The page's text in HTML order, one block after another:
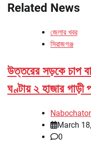
Related News
জেলার খবর
সিরাজগঞ্জ
উত্তরের সড়কে চাপ
ঘণ্টায় ২ হাজার গাড়ী
March
0